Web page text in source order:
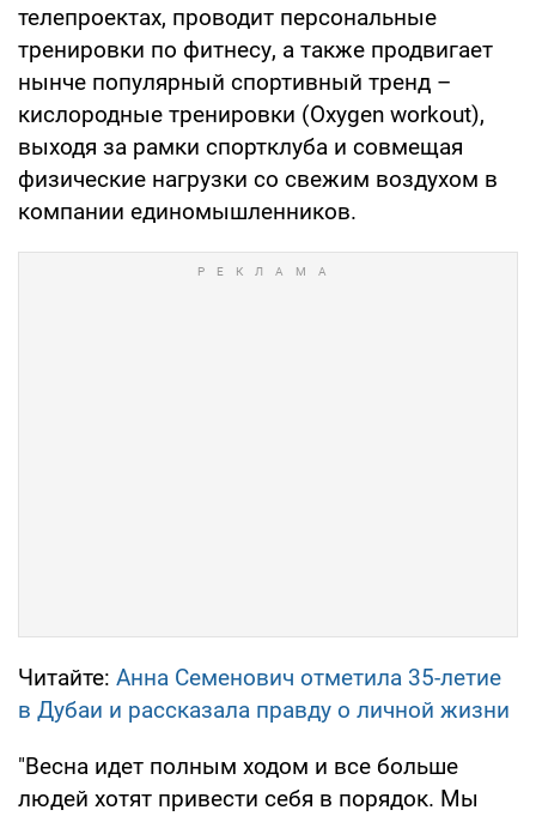
телепроектах, проводит персональные
тренировки по фитнесу, а также продвигает
нынче популярный спортивный тренд –
кислородные тренировки (Oxygen workout),
выходя за рамки спортклуба и совмещая
физические нагрузки со свежим воздухом в
компании единомышленников.
Читайте: Анна Семенович отметила 35-летие
в Дубаи и рассказала правду о личной жизни
"Весна идет полным ходом и все больше
людей хотят привести себя в порядок. Мы